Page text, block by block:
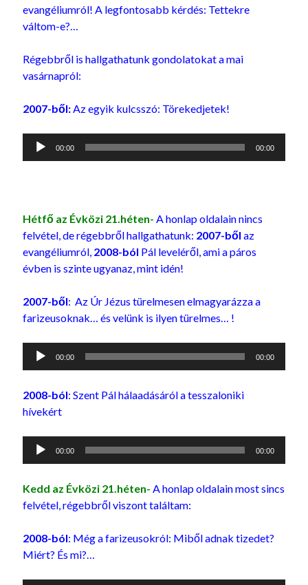
evangéliumról! A legfontosabb kérdés: Tettekre
váltom-e?…
Régebbről is hallgathatunk gondolatokat a mai
vasárnapról:
2007-ből: Az egyik kulcsszó: Törekedjetek!
Audió
00:00 00:00
Hétfő az Évközi 21.héten- A honlap oldalain nincs
felvétel, de régebbről hallgathatunk: 2007-ből az
evangéliumról, 2008-ból Pál leveléről, ami a páros
évben is szinte ugyanaz, mint idén!
2007-ből: Az Úr Jézus türelmesen elmagyarázza a
farizeusoknak… és velünk is ilyen türelmes… !
Audió
00:00 00:00
2008-ból: Szent Pál hálaadásáról a tesszaloniki
hívekért
Audió
00:00 00:00
Kedd az Évközi 21.héten- A honlap oldalain most sincs
felvétel, régebbről viszont találtam:
2008-ból: Még a farizeusokról: Miből adnak tizedet?
Miért? És mi?…